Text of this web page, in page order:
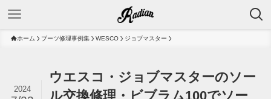
ホーム ブーツ修理事例集 WESCO ジョブマスター
ウエスコ・ジョブマスターのソー
ル交換修理・ビブラム100でソー
2024